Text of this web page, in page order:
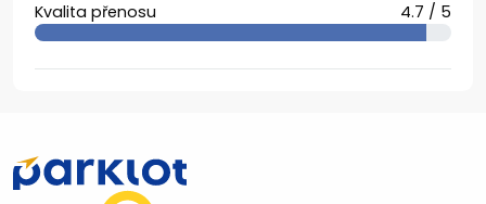
Kvalita přenosu 4.7 / 5